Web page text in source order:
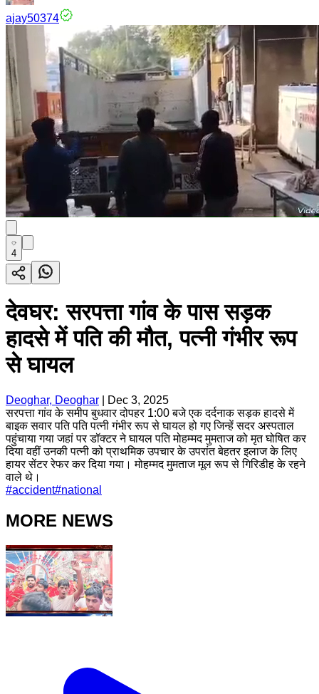
ajay50374
4
देवघर: सरपत्ता गांव के पास सड़क
हादसे में पति की मौत, पत्नी गंभीर रूप
से घायल
Deoghar, Deoghar
Dec 3, 2025
सरपत्ता गांव के समीप बुधवार दोपहर 1:00 बजे एक दर्दनाक सड़क हादसे में
बाइक सवार पति पति पत्नी गंभीर रूप से घायल हो गए जिन्हें सदर अस्पताल
पहुंचाया गया जहां पर डॉक्टर ने घायल पति मोहम्मद मुमताज को मृत घोषित कर
दिया वहीं उनकी पत्नी को प्राथमिक उपचार के उपरांत बेहतर इलाज के लिए
हायर सेंटर रेफर कर दिया गया। मोहम्मद मुमताज मूल रूप से गिरिडीह के रहने
वाले थे।
#accident#national
MORE NEWS